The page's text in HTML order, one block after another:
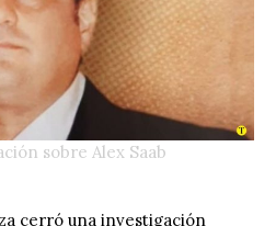
sobre Alex Saab
cerró una investigación